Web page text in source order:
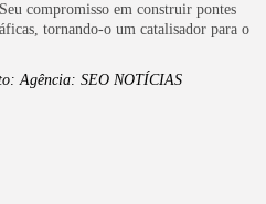
compromisso em construir pontes
tornando-o um catalisador para o
Agência: SEO NOTÍCIAS